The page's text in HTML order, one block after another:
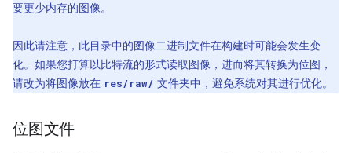
要更少内存的图像。
因此请注意，此目录中的图像二进制文件在构建时可能会发生变
化。如果您打算以比特流的形式读取图像，进而将其转换为位图，
请改为将图像放在 res/raw/ 文件夹中，避免系统对其进行优化。
位图文件